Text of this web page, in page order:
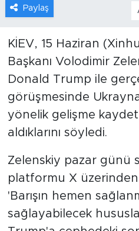
Paylaş
KİEV, 15 Haziran
Başkanı Volodimir
Donald Trump ile
görüşmesinde
yönelik gelişme
aldıklarını söyledi.
Zelenskiy pazar günü
platformu X üzerinden
'Barışın hemen
sağlayabilecek
Sağlık
Foto Haber
Xinhua
Xinhua Türkiye
Seyahat